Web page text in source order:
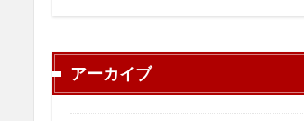
アーカイブ